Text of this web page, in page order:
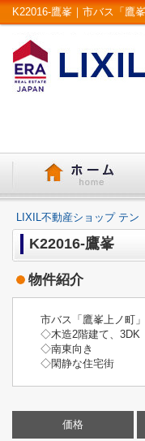
LIXIL不動産ショップ テン
K22016-鷹峯
物件紹介
市バス「鷹峯上ノ町
◇木造2階建て、3DK
◇南東向き
◇閑静な住宅街
価格